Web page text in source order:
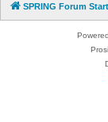
SPRING Forum